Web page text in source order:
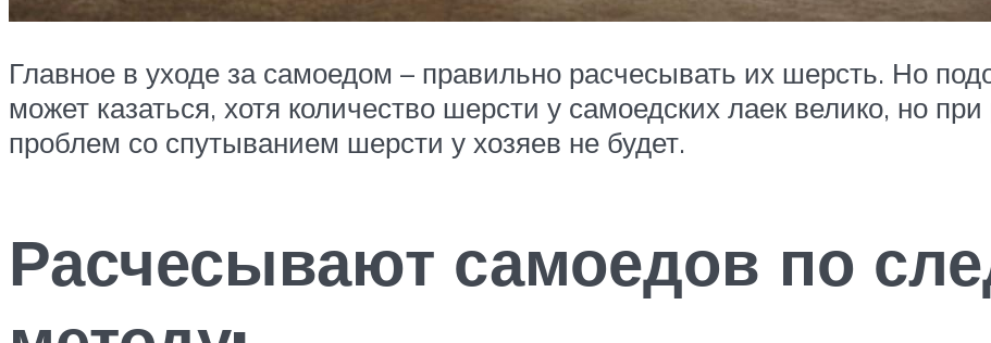
Главное в уходе за самоедом – правильно расчесывать их шерсть. Но
может казаться, хотя количество шерсти у самоедских лаек велико, но
проблем со спутыванием шерсти у хозяев не будет.
Расчесывают самоедов по